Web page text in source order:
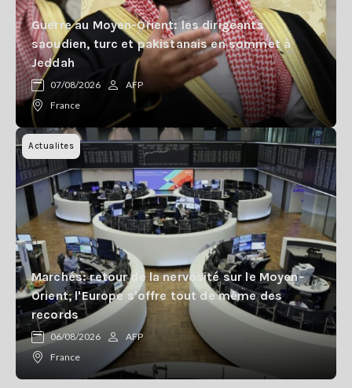
Guerre au Moyen-Orient: les dirigeants
saoudien, turc et pakistanais en sommet à
Jeddah
07/08/2026
AFP
France
Actualites
Marchés: retour de la nervosité sur le Moyen-
Orient, l'Europe s'offre tout de même des
records
06/08/2026
AFP
France